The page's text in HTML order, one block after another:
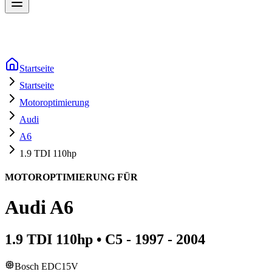
Startseite
Startseite
Motoroptimierung
Audi
A6
1.9 TDI 110hp
MOTOROPTIMIERUNG FÜR
AudiA6
1.9 TDI 110hp • C5 - 1997 - 2004
Bosch EDC15V